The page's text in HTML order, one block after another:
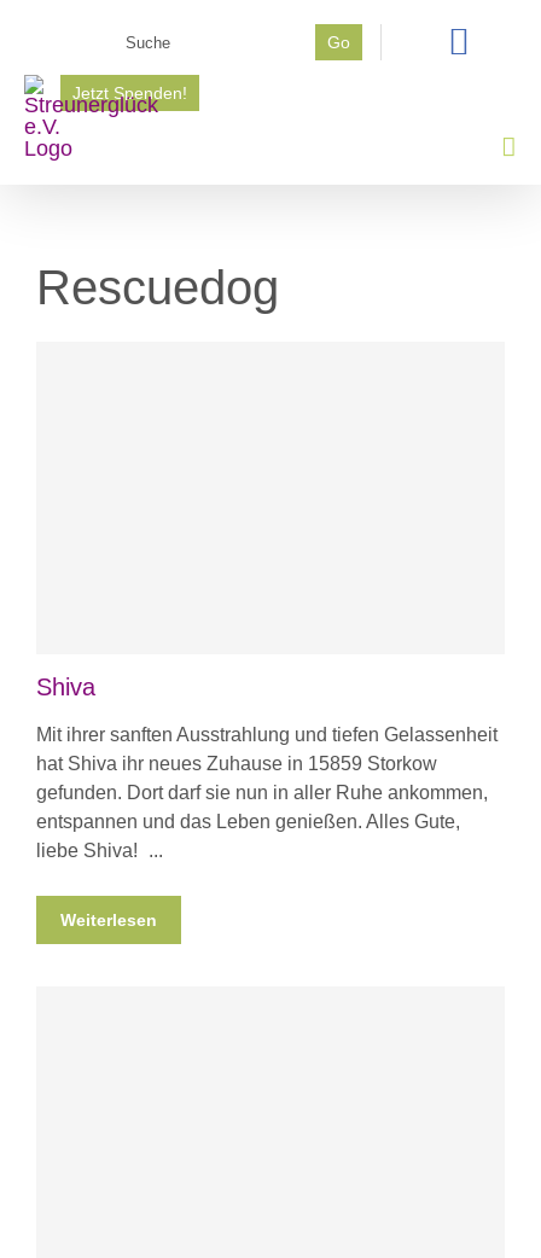
springen
Go
Jetzt Spenden!
Rescuedog
Shiva
Mit ihrer sanften Ausstrahlung und tiefen Gelassenheit
hat Shiva ihr neues Zuhause in 15859 Storkow
gefunden. Dort darf sie nun in aller Ruhe ankommen,
entspannen und das Leben genießen. Alles Gute,
liebe Shiva!
Weiterlesen